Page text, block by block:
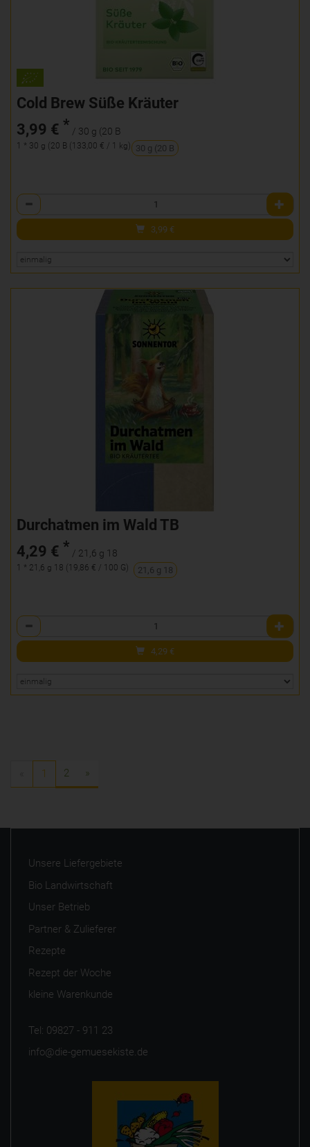
Cold Brew Süße Kräuter
3,99 € * / 30 g (20 B
1 * 30 g (20 B (133,00 € / 1 kg) 30 g (20 B
Anzahl
3,99 €
Durchatmen im Wald TB
4,29 € * / 21,6 g 18
1 * 21,6 g 18 (19,86 € / 100 G) 21,6 g 18
Anzahl
4,29 €
1 2 »
Unsere Liefergebiete
Bio Landwirtschaft
Unser Betrieb
Partner & Zulieferer
Rezepte
Rezept der Woche
kleine Warenkunde
Tel: 09827 - 911 23
info@die-gemuesekiste.de